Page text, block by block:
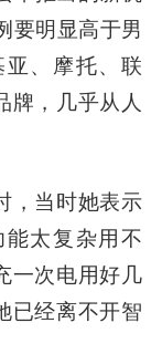
要明显高于男
、摩托、联
牌，几乎从人
当时她表示
太复杂用不
一次电用好几
已经离不开智